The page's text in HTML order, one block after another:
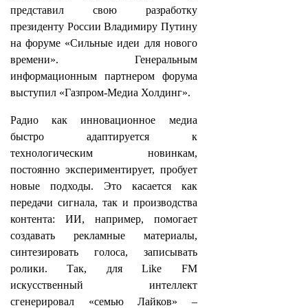
представил свою разработку
президенту России Владимиру Путину
на форуме «Сильные идеи для нового
времени». Генеральным
информационным партнером форума
выступил «Газпром-Медиа Холдинг».
Радио как инновационное медиа
быстро адаптируется к
технологическим новинкам,
постоянно экспериментирует, пробует
новые подходы. Это касается как
передачи сигнала, так и производства
контента: ИИ, например, помогает
создавать рекламные материалы,
синтезировать голоса, записывать
ролики. Так, для Like FM
искусственный интеллект
сгенерировал «семью Лайков» –